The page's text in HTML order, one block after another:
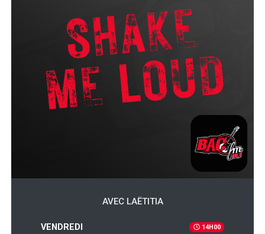
AVEC LAËTITIA
VENDREDI 14H00